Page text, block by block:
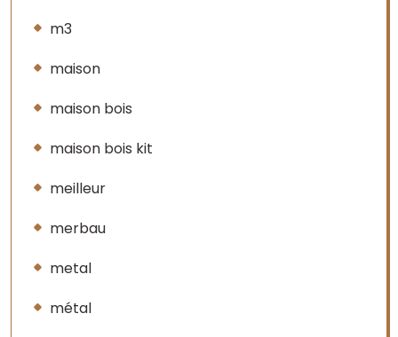
m3
maison
maison bois
maison bois kit
meilleur
merbau
metal
métal